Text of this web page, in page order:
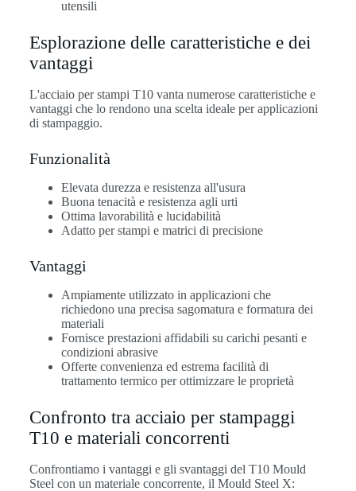
utensili
Esplorazione delle caratteristiche e dei
vantaggi
L'acciaio per stampi T10 vanta numerose caratteristiche e
vantaggi che lo rendono una scelta ideale per applicazioni
di stampaggio.
Funzionalità
Elevata durezza e resistenza all'usura
Buona tenacità e resistenza agli urti
Ottima lavorabilità e lucidabilità
Adatto per stampi e matrici di precisione
Vantaggi
Ampiamente utilizzato in applicazioni che
richiedono una precisa sagomatura e formatura dei
materiali
Fornisce prestazioni affidabili su carichi pesanti e
condizioni abrasive
Offerte convenienza ed estrema facilità di
trattamento termico per ottimizzare le proprietà
Confronto tra acciaio per stampaggi
T10 e materiali concorrenti
Confrontiamo i vantaggi e gli svantaggi del T10 Mould
Steel con un materiale concorrente, il Mould Steel X: